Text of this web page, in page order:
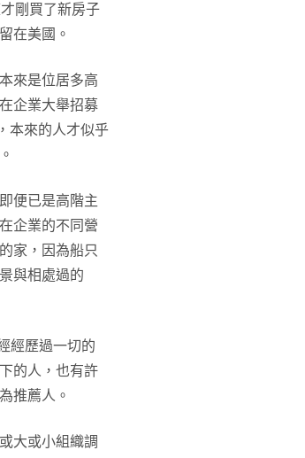
剛買了新房子
在美國。
來是位居多高
企業大舉招募
本來的人才似乎
便已是高階主
企業的不同營
家，因為船只
與相處過的
經歷過一切的
的人，也有許
推薦人。
大或小組織調